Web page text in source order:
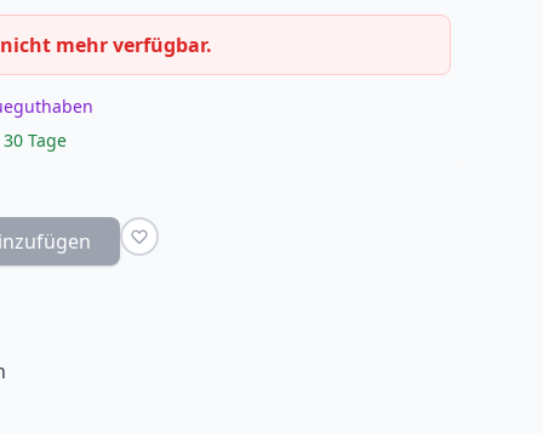
mehr verfügbar.
Tage